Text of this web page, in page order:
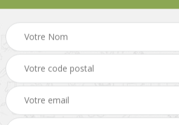
Tonte et réfection de